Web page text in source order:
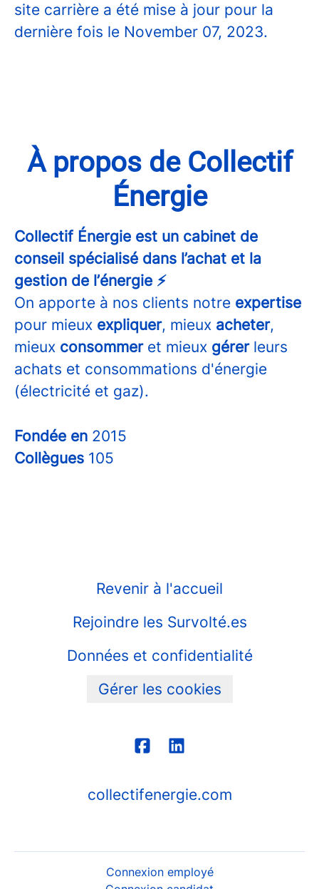
site carrière a été mise à jour pour la
dernière fois le November 07, 2023.
À propos de Collectif
Énergie
Collectif Énergie est un cabinet de
conseil spécialisé dans l’achat et la
gestion de l’énergie ⚡
On apporte à nos clients notre expertise
pour mieux expliquer, mieux acheter,
mieux consommer et mieux gérer leurs
achats et consommations d'énergie
(électricité et gaz).
Fondée en 2015
Collègues 105
Revenir à l'accueil
Rejoindre les Survolté.es
Données et confidentialité
Gérer les cookies
collectifenergie.com
Connexion employé